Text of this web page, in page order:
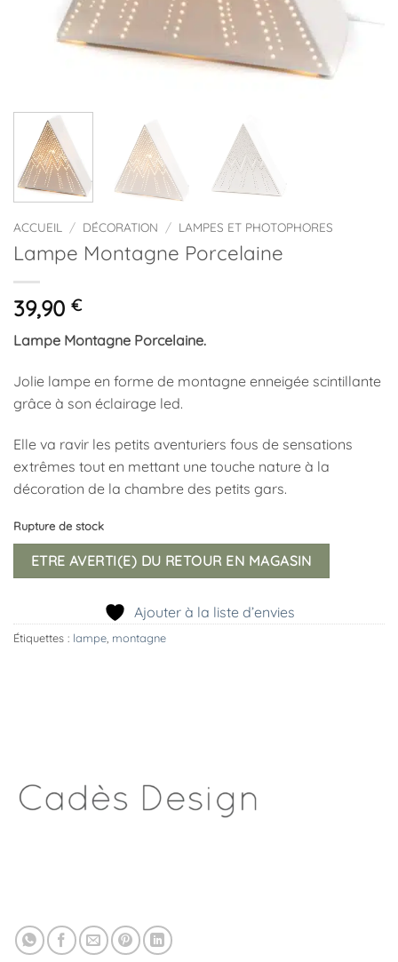
ACCUEIL / DÉCORATION / LAMPES ET PHOTOPHORES
Lampe Montagne Porcelaine
39,90 €
Lampe Montagne Porcelaine.
Jolie lampe en forme de montagne enneigée scintillante
grâce à son éclairage led.
Elle va ravir les petits aventuriers fous de sensations
extrêmes tout en mettant une touche nature à la
décoration de la chambre des petits gars.
Rupture de stock
ETRE AVERTI(E) DU RETOUR EN MAGASIN
Ajouter à la liste d’envies
Étiquettes : lampe montagne